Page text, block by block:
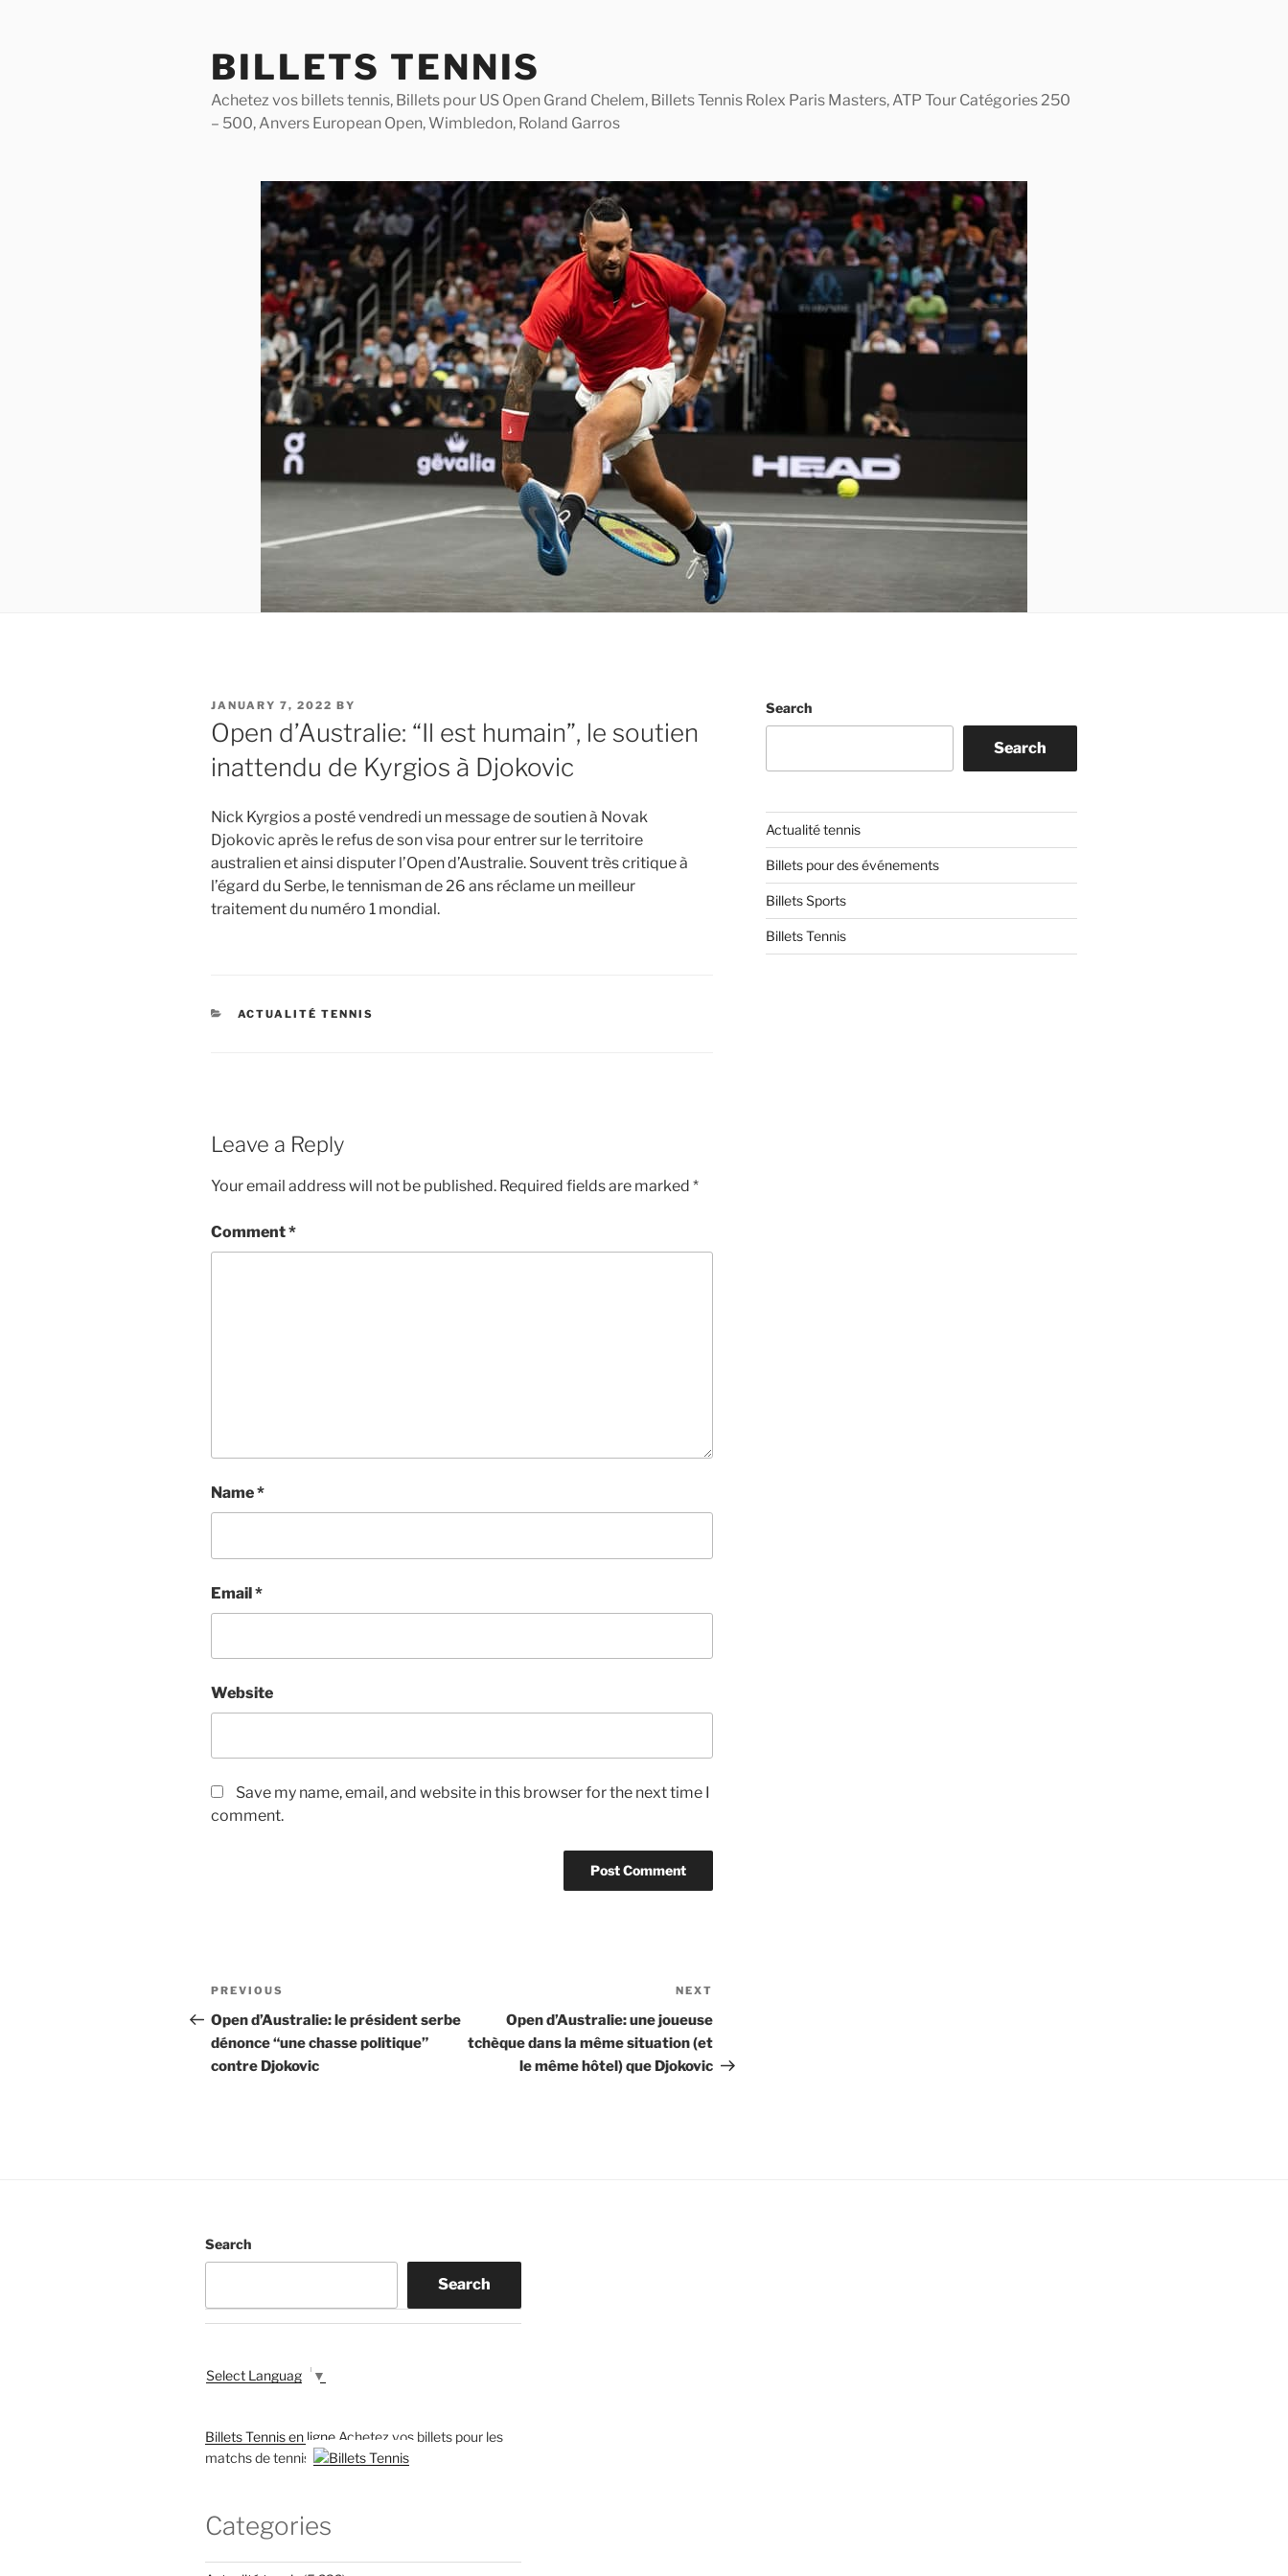
BILLETS TENNIS
Achetez vos billets tennis, Billets pour US Open Grand Chelem, Billets Tennis Rolex Paris Masters, ATP Tour Catégories 250
– 500, Anvers European Open, Wimbledon, Roland Garros
POSTED
ON
JANUARY 7, 2022 BY
Open d’Australie: “Il est humain”, le soutien
inattendu de Kyrgios à Djokovic
Nick Kyrgios a posté vendredi un message de soutien à Novak
Djokovic après le refus de son visa pour entrer sur le territoire
australien et ainsi disputer l’Open d’Australie. Souvent très critique à
l’égard du Serbe, le tennisman de 26 ans réclame un meilleur
traitement du numéro 1 mondial.
CATEGORIES
ACTUALITÉ TENNIS
Leave a Reply
Your email address will not be published. Required fields are marked *
Comment*
Name*
Email*
Website
Save my name, email, and website in this browser for the next time I
comment.
Post
navigation
Previous
Post
PREVIOUS
Open d’Australie: le président serbe
dénonce “une chasse politique”
contre Djokovic
Post
NEXT
Open d’Australie: une joueuse
tchèque dans la même situation (et
le même hôtel) que Djokovic
Search
Search
Actualité tennis
Billets pour des événements
Billets Sports
Billets Tennis
Search
Search
Select Language ▼
Billets Tennis en ligne Achetez vos billets pour les
matchs de tennis
Categories